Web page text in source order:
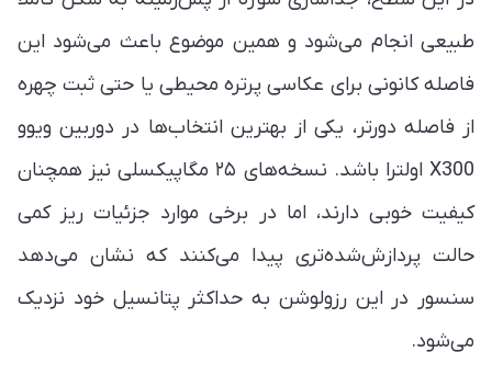
طبیعی انجام می‌شود و همین موضوع باعث می‌شود این
فاصله کانونی برای عکاسی پرتره محیطی یا حتی ثبت چهره
از فاصله دورتر، یکی از بهترین انتخاب‌ها در دوربین ویوو
X300 اولترا باشد. نسخه‌های ۲۵ مگاپیکسلی نیز همچنان
کیفیت خوبی دارند، اما در برخی موارد جزئیات ریز کمی
حالت پردازش‌شده‌تری پیدا می‌کنند که نشان می‌دهد
سنسور در این رزولوشن به حداکثر پتانسیل خود نزدیک
می‌شود.